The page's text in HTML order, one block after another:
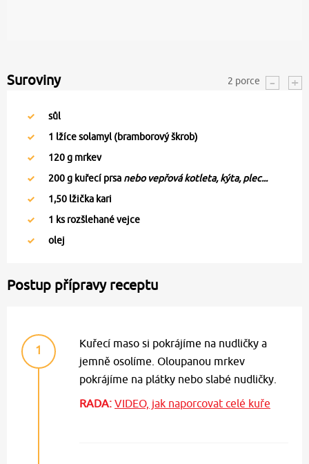
Suroviny 2 porce
sůl
1 lžíce solamyl (bramborový škrob)
120g mrkev
200g kuřecí prsa nebo vepřová kotleta, kýta, plec...
1,50 lžička kari
1 ks rozšlehané vejce
olej
Postup přípravy receptu
1
Kuřecí maso si pokrájíme na nudličky a
jemně osolíme. Oloupanou mrkev
pokrájíme na plátky nebo slabé nudličky.
RADA: VIDEO, jak naporcovat celé kuře